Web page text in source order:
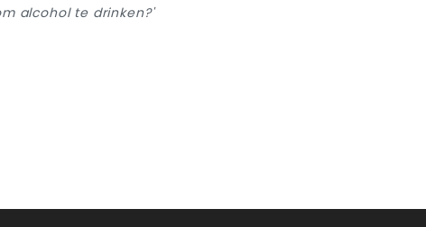
alcohol te drinken?'